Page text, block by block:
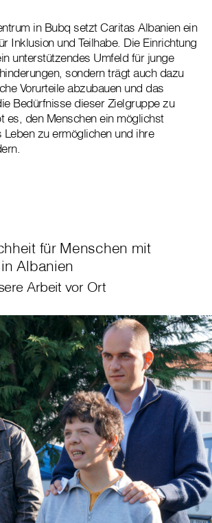
in Bubq setzt Caritas Albanien ein
Inklusion und Teilhabe. Die Einrichtung
unterstützendes Umfeld für junge
sondern trägt auch dazu
Vorurteile abzubauen und das
Bedürfnisse dieser Zielgruppe zu
es, den Menschen ein möglichst
zu ermöglichen und ihre
für Menschen mit
Albanien
Arbeit vor Ort